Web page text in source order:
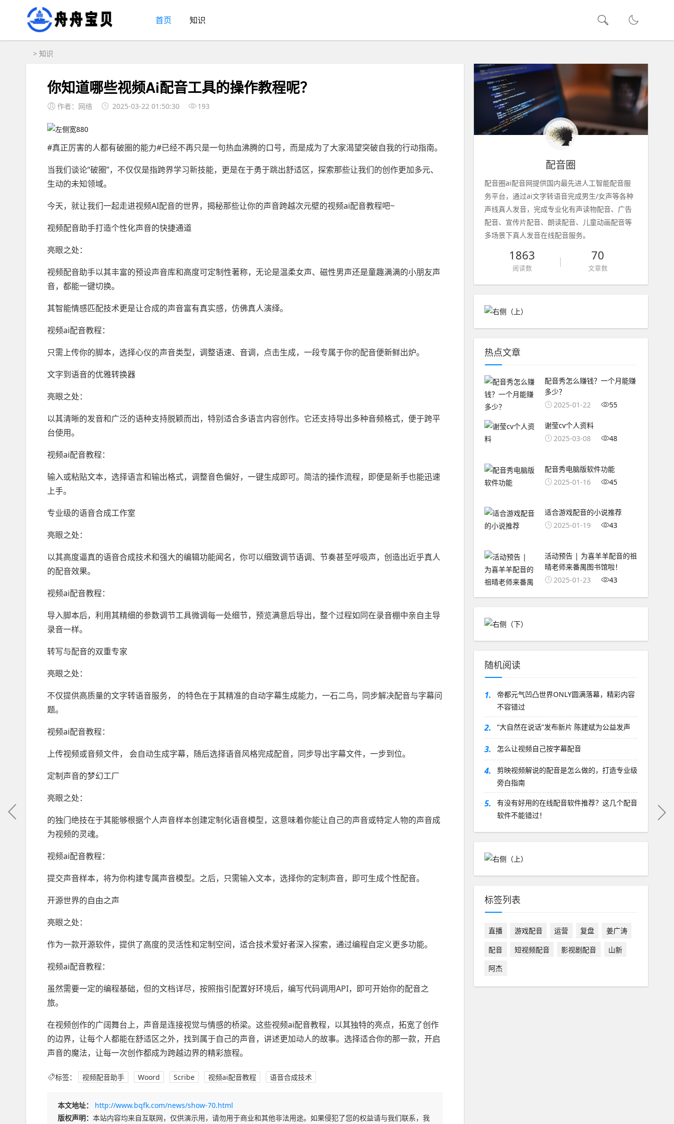
首页 知识
> 知识
你知道哪些视频Ai配音工具的操作教程呢？
作者：网络 2025-03-22 01:50:30 193
#真正厉害的人都有破圈的能力#已经不再只是一句热血沸腾的口号，而是成为了大家渴望突破自我的行动指南。
当我们谈论“破圈”，不仅仅是指跨界学习新技能，更是在于勇于跳出舒适区，探索那些让我们的创作更加多元、
生动的未知领域。
今天，就让我们一起走进视频AI配音的世界，揭秘那些让你的声音跨越次元壁的视频ai配音教程吧~
视频配音助手打造个性化声音的快捷通道
亮眼之处：
视频配音助手以其丰富的预设声音库和高度可定制性著称，无论是温柔女声、磁性男声还是童趣满满的小朋友声
音，都能一键切换。
其智能情感匹配技术更是让合成的声音富有真实感，仿佛真人演绎。
视频ai配音教程：
只需上传你的脚本，选择心仪的声音类型，调整语速、音调，点击生成，一段专属于你的配音便新鲜出炉。
文字到语音的优雅转换器
亮眼之处：
以其清晰的发音和广泛的语种支持脱颖而出，特别适合多语言内容创作。它还支持导出多种音频格式，便于跨平
台使用。
视频ai配音教程：
输入或粘贴文本，选择语言和输出格式，调整音色偏好，一键生成即可。简洁的操作流程，即便是新手也能迅速
上手。
专业级的语音合成工作室
亮眼之处：
以其高度逼真的语音合成技术和强大的编辑功能闻名，你可以细致调节语调、节奏甚至呼吸声，创造出近乎真人
的配音效果。
视频ai配音教程：
导入脚本后，利用其精细的参数调节工具微调每一处细节，预览满意后导出，整个过程如同在录音棚中亲自主导
录音一样。
转写与配音的双重专家
亮眼之处：
不仅提供高质量的文字转语音服务， 的特色在于其精准的自动字幕生成能力，一石二鸟，同步解决配音与字幕问
题。
视频ai配音教程：
上传视频或音频文件， 会自动生成字幕，随后选择语音风格完成配音，同步导出字幕文件，一步到位。
定制声音的梦幻工厂
亮眼之处：
的独门绝技在于其能够根据个人声音样本创建定制化语音模型，这意味着你能让自己的声音或特定人物的声音成
为视频的灵魂。
视频ai配音教程：
提交声音样本，将为你构建专属声音模型。之后，只需输入文本，选择你的定制声音，即可生成个性配音。
开源世界的自由之声
亮眼之处：
作为一款开源软件，提供了高度的灵活性和定制空间，适合技术爱好者深入探索，通过编程自定义更多功能。
视频ai配音教程：
虽然需要一定的编程基础，但的文档详尽，按照指引配置好环境后，编写代码调用API，即可开始你的配音之
旅。
在视频创作的广阔舞台上，声音是连接视觉与情感的桥梁。这些视频ai配音教程，以其独特的亮点，拓宽了创作
的边界，让每个人都能在舒适区之外，找到属于自己的声音，讲述更加动人的故事。选择适合你的那一款，开启
声音的魔法，让每一次创作都成为跨越边界的精彩旅程。
标签： 视频配音助手 Woord Scribe 视频ai配音教程 语音合成技术
本文地址：
http://www.bqfk.com/news/show-70.html
版权声明： 本站内容均来自互联网，仅供演示用，请勿用于商业和其他非法用途。如果侵犯了您的权益请与我们联系，我
配音圈
配音圈ai配音网提供国内最先进人工智能配音服
务平台，通过ai文字转语音完成男生/女声等各种
声线真人发音，完成专业化有声读物配音、广告
配音、宣传片配音、朗读配音、儿童动画配音等
多场景下真人发音在线配音服务。
1863
阅读数
70
文章数
热点文章
配音秀怎么赚钱？一个月能赚
多少？
2025-01-22
55
谢莹cv个人资料
2025-03-08
48
配音秀电脑版软件功能
2025-01-16
45
适合游戏配音的小说推荐
2025-01-19
43
活动预告 | 为喜羊羊配音的祖
晴老师来番禺图书馆啦！
2025-01-23
43
随机阅读
1.
帝都元气凹凸世界ONLY圆满落幕，精彩内容
不容错过
2. “大自然在说话”发布新片 陈建斌为公益发声
3. 怎么让视频自己按字幕配音
4.
剪映视频解说的配音是怎么做的，打造专业级
旁白指南
5.
有没有好用的在线配音软件推荐？这几个配音
软件不能错过！
标签列表
直播 游戏配音 运营 复盘
姜广涛
配音
短视频配音 影视剧配音
山新
阿杰